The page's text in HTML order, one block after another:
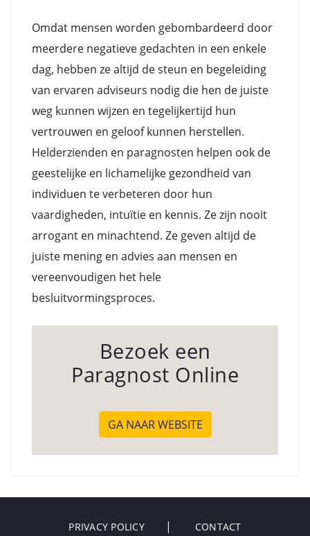
Omdat mensen worden gebombardeerd door
meerdere negatieve gedachten in een enkele
dag, hebben ze altijd de steun en begeleiding
van ervaren adviseurs nodig die hen de juiste
weg kunnen wijzen en tegelijkertijd hun
vertrouwen en geloof kunnen herstellen.
Helderzienden en paragnosten helpen ook de
geestelijke en lichamelijke gezondheid van
individuen te verbeteren door hun
vaardigheden, intuïtie en kennis. Ze zijn nooit
arrogant en minachtend. Ze geven altijd de
juiste mening en advies aan mensen en
vereenvoudigen het hele
besluitvormingsproces.
Bezoek een
Paragnost Online
GA NAAR WEBSITE
PRIVACY POLICY CONTACT